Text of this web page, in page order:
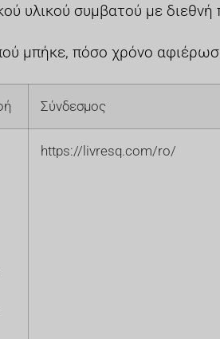
υλικού συμβατού με διεθνή
μπήκε, πόσο χρόνο
Σύνδεσμος
https://livresq.com/ro/